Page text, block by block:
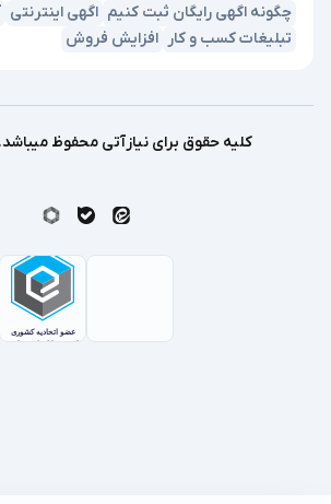
چگونه اگهی رایگان ثبت کنیم اگهی اینترنتی
تبلیغات کسب و کار
افزایش فروش
کلیه حقوق برای نیازآتی محفوظ میباشد. niazeati.ir